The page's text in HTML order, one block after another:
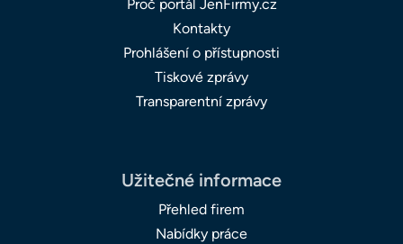
Proč portál JenFirmy.cz
Kontakty
Prohlášení o přístupnosti
Tiskové zprávy
Transparentní zprávy
Užitečné informace
Přehled firem
Nabídky práce